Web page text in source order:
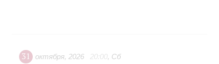
31 октября, 2026 20:00, Сб